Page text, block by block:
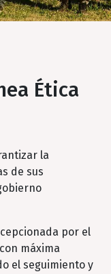
Ética
la
de sus
por el
máxima
el seguimiento y